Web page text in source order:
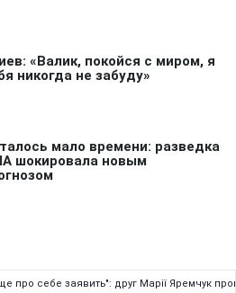
про себе заявить": друг Марії Яремчук